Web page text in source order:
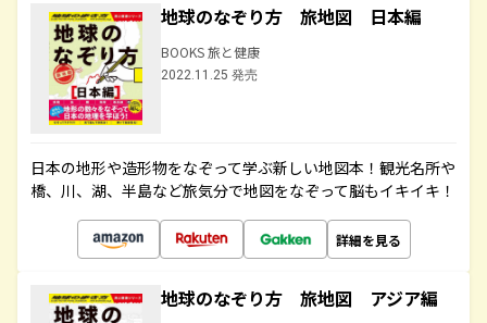
地球のなぞり方 旅地図 日本編
BOOKS 旅と健康
2022.11.25 発売
日本の地形や造形物をなぞって学ぶ新しい地図本！観光名所や
橋、川、湖、半島など旅気分で地図をなぞって脳もイキイキ！
詳細を見る
地球のなぞり方 旅地図 アジア編